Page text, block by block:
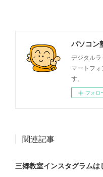
パソコン
デジタル
マートフ
す。
フォロ
関連記事
三郷教室インスタグラムは